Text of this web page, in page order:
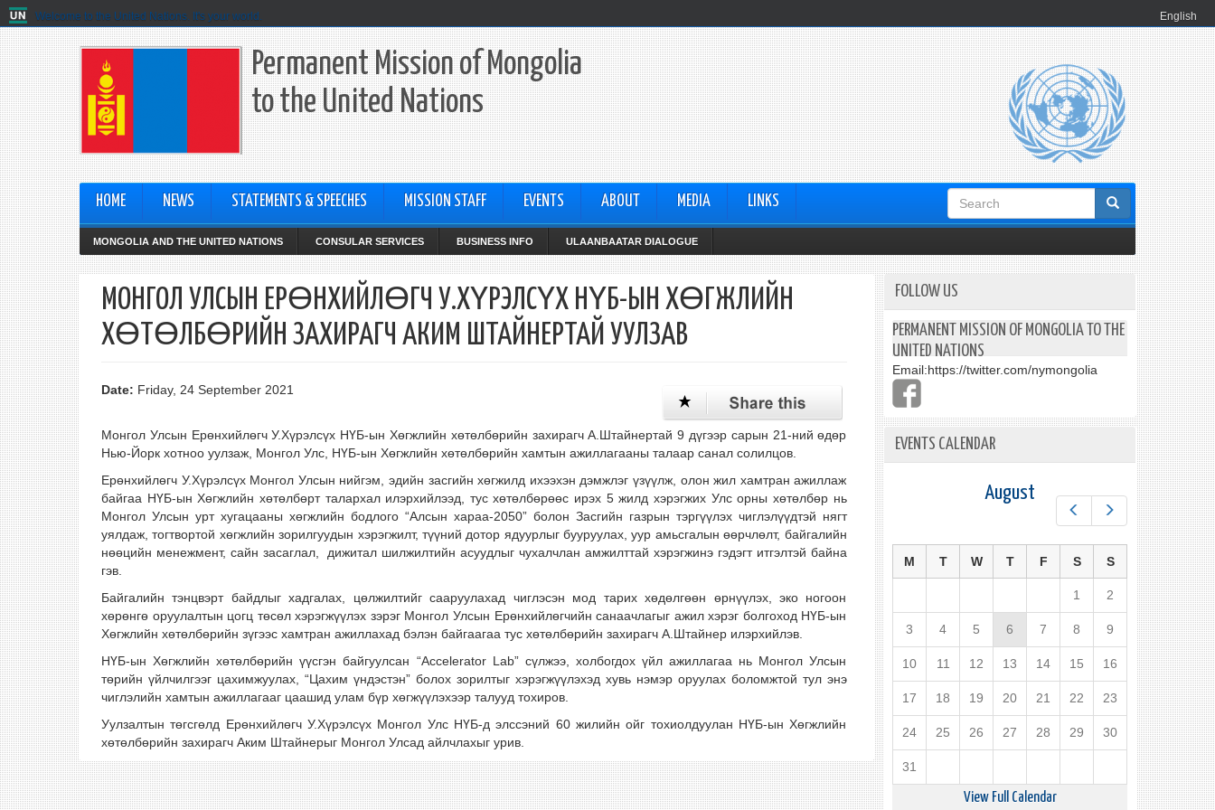
Welcome to the United Nations. It's your world. English
Permanent Mission of Mongolia
to the United Nations
HOME NEWS STATEMENTS & SPEECHES MISSION STAFF EVENTS ABOUT MEDIA LINKS
Search
form
MONGOLIA AND THE UNITED NATIONS CONSULAR SERVICES BUSINESS INFO ULAANBAATAR DIALOGUE
МОНГОЛ УЛСЫН ЕРӨНХИЙЛӨГЧ У.ХҮРЭЛСҮХ НҮБ-ЫН ХӨГЖЛИЙН
ХӨТӨЛБӨРИЙН ЗАХИРАГЧ АКИМ ШТАЙНЕРТАЙ УУЛЗАВ
Date: Friday, 24 September 2021
Монгол Улсын Ерөнхийлөгч У.Хүрэлсүх НҮБ-ын Хөгжлийн хөтөлбөрийн захирагч А.Штайнертай 9 дүгээр сарын 21-ний өдөр
Нью-Йорк хотноо уулзаж, Монгол Улс, НҮБ-ын Хөгжлийн хөтөлбөрийн хамтын ажиллагааны талаар санал солилцов.
Ерөнхийлөгч У.Хүрэлсүх Монгол Улсын нийгэм, эдийн засгийн хөгжилд ихээхэн дэмжлэг үзүүлж, олон жил хамтран ажиллаж
байгаа НҮБ-ын Хөгжлийн хөтөлбөрт талархал илэрхийлээд, тус хөтөлбөрөөс ирэх 5 жилд хэрэгжих Улс орны хөтөлбөр нь
Монгол Улсын урт хугацааны хөгжлийн бодлого “Алсын хараа-2050” болон Засгийн газрын тэргүүлэх чиглэлүүдтэй нягт
уялдаж, тогтвортой хөгжлийн зорилгуудын хэрэгжилт, түүний дотор ядуурлыг бууруулах, уур амьсгалын өөрчлөлт, байгалийн
нөөцийн менежмент, сайн засаглал, дижитал шилжилтийн асуудлыг чухалчлан амжилттай хэрэгжинэ гэдэгт итгэлтэй байна
гэв.
Байгалийн тэнцвэрт байдлыг хадгалах, цөлжилтийг сааруулахад чиглэсэн мод тарих хөдөлгөөн өрнүүлэх, эко ногоон
хөрөнгө оруулалтын цогц төсөл хэрэгжүүлэх зэрэг Монгол Улсын Ерөнхийлөгчийн санаачлагыг ажил хэрэг болгоход НҮБ-ын
Хөгжлийн хөтөлбөрийн зүгээс хамтран ажиллахад бэлэн байгаагаа тус хөтөлбөрийн захирагч А.Штайнер илэрхийлэв.
НҮБ-ын Хөгжлийн хөтөлбөрийн үүсгэн байгуулсан “Accelerator Lab” сүлжээ, холбогдох үйл ажиллагаа нь Монгол Улсын
төрийн үйлчилгээг цахимжуулах, “Цахим үндэстэн” болох зорилтыг хэрэгжүүлэхэд хувь нэмэр оруулах боломжтой тул энэ
чиглэлийн хамтын ажиллагааг цаашид улам бүр хөгжүүлэхээр талууд тохиров.
Уулзалтын төгсгөлд Ерөнхийлөгч У.Хүрэлсүх Монгол Улс НҮБ-д элссэний 60 жилийн ойг тохиолдуулан НҮБ-ын Хөгжлийн
хөтөлбөрийн захирагч Аким Штайнерыг Монгол Улсад айлчлахыг урив.
FOLLOW US
PERMANENT MISSION OF MONGOLIA TO THE
UNITED NATIONS
Email:https://twitter.com/nymongolia
EVENTS CALENDAR
Next
August
M T W T F S S
1 2
3 4 5 6 7 8 9
10 11 12 13 14 15 16
17 18 19 20 21 22 23
24 25 26 27 28 29 30
31
View Full Calendar